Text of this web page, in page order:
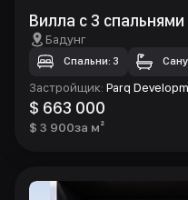
Вилла с 3 спальнями
Бадунг
Спальни: 3
Застройщик: Parq
$ 663 000
$ 3 900за м²